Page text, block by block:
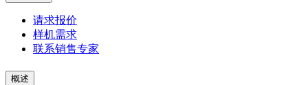
请求报价
样机需求
联系销售专家
概述